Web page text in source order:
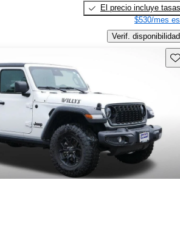
El precio incluye tasas
$530/mes
Verif. disponibilidad